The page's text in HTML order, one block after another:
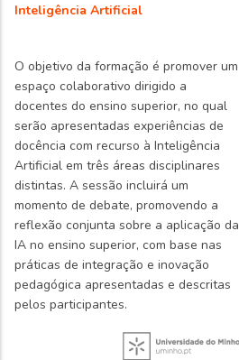
Inteligência Artificial
O objetivo da formação é promover um
espaço colaborativo dirigido a
docentes do ensino superior, no qual
serão apresentadas experiências de
docência com recurso à Inteligência
Artificial em três áreas disciplinares
distintas. A sessão incluirá um
momento de debate, promovendo a
reflexão conjunta sobre a aplicação da
IA no ensino superior, com base nas
práticas de integração e inovação
pedagógica apresentadas e descritas
pelos participantes.